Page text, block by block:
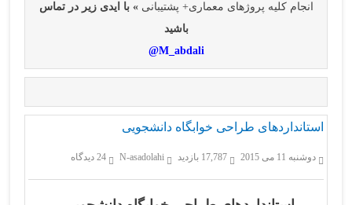
انجام کلیه پروژهای معماری+ پشتیبانی» با ایدی زیر در تماس
باشید
M_abdali@
استانداردهای طراحی خوابگاه دانشجویی
دوشنبه 11 می 2015 17,787 بازدید N-asadolahi 24 دیدگاه